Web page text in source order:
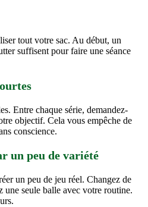
tout votre sac. Au début, un
suffisent pour faire une séance
Entre chaque série, demandez-
objectif. Cela vous empêche de
conscience.
un peu de variété
un peu de jeu réel. Changez de
seule balle avec votre routine.